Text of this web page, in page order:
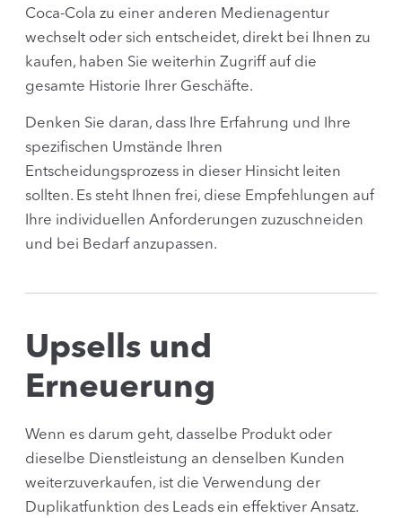
Coca-Cola zu einer anderen Medienagentur
wechselt oder sich entscheidet, direkt bei Ihnen zu
kaufen, haben Sie weiterhin Zugriff auf die
gesamte Historie Ihrer Geschäfte.
Denken Sie daran, dass Ihre Erfahrung und Ihre
spezifischen Umstände Ihren
Entscheidungsprozess in dieser Hinsicht leiten
sollten. Es steht Ihnen frei, diese Empfehlungen auf
Ihre individuellen Anforderungen zuzuschneiden
und bei Bedarf anzupassen.
Upsells und
Erneuerung
Wenn es darum geht, dasselbe Produkt oder
dieselbe Dienstleistung an denselben Kunden
weiterzuverkaufen, ist die Verwendung der
Duplikatfunktion des Leads ein effektiver Ansatz.